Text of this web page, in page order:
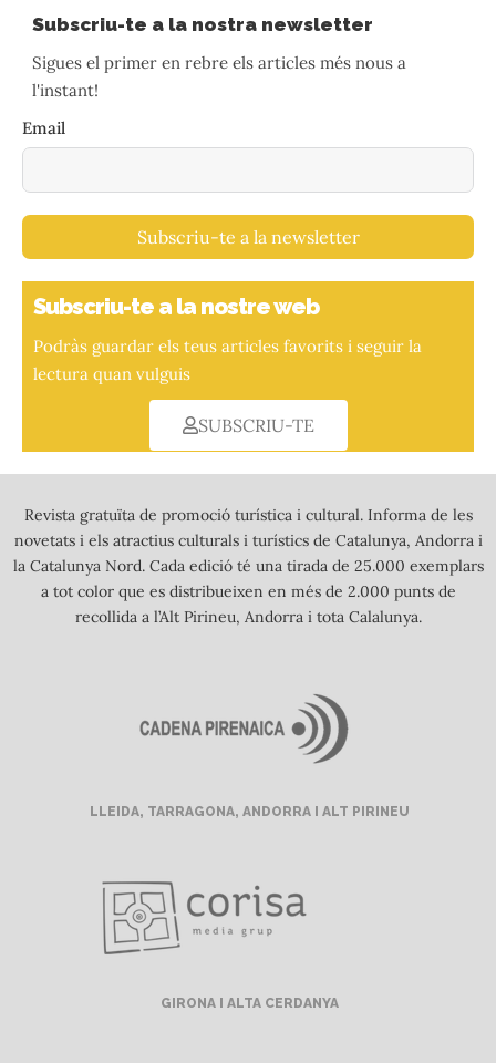
Subscriu-te a la nostra newsletter
Sigues el primer en rebre els articles més nous a
l'instant!
Email
Subscriu-te a la newsletter
Subscriu-te a la nostre web
Podràs guardar els teus articles favorits i seguir la
lectura quan vulguis
SUBSCRIU-TE
Revista gratuïta de promoció turística i cultural. Informa de les
novetats i els atractius culturals i turístics de Catalunya, Andorra i
la Catalunya Nord. Cada edició té una tirada de 25.000 exemplars
a tot color que es distribueixen en més de 2.000 punts de
recollida a l’Alt Pirineu, Andorra i tota Calalunya.
LLEIDA, TARRAGONA, ANDORRA I ALT PIRINEU
GIRONA I ALTA CERDANYA